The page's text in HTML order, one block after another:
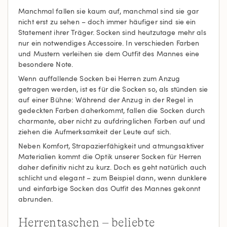
Manchmal fallen sie kaum auf, manchmal sind sie gar
nicht erst zu sehen – doch immer häufiger sind sie ein
Statement ihrer Träger. Socken sind heutzutage mehr als
nur ein notwendiges Accessoire. In verschieden Farben
und Mustern verleihen sie dem Outfit des Mannes eine
besondere Note.
Wenn auffallende Socken bei Herren zum Anzug
getragen werden, ist es für die Socken so, als stünden sie
auf einer Bühne: Während der Anzug in der Regel in
gedeckten Farben daherkommt, fallen die Socken durch
charmante, aber nicht zu aufdringlichen Farben auf und
ziehen die Aufmerksamkeit der Leute auf sich.
Neben Komfort, Strapazierfähigkeit und atmungsaktiver
Materialien kommt die Optik unserer Socken für Herren
daher definitiv nicht zu kurz. Doch es geht natürlich auch
schlicht und elegant – zum Beispiel dann, wenn dunklere
und einfarbige Socken das Outfit des Mannes gekonnt
abrunden.
Herrentaschen – beliebte